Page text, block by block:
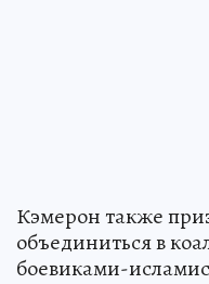
Кэмерон также
объединиться в
боевиками-